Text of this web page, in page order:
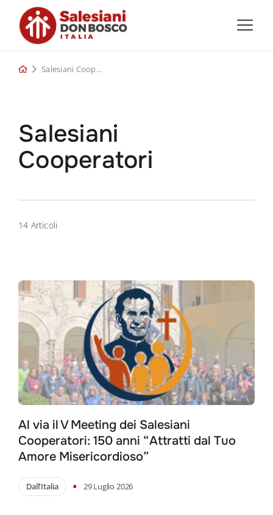
content
Salesiani Cooperatori
Salesiani
Cooperatori
14 Articoli
Al via il V Meeting dei Salesiani
Cooperatori: 150 anni “Attratti dal Tuo
Amore Misericordioso”
Dall'Italia • 29 Luglio 2026